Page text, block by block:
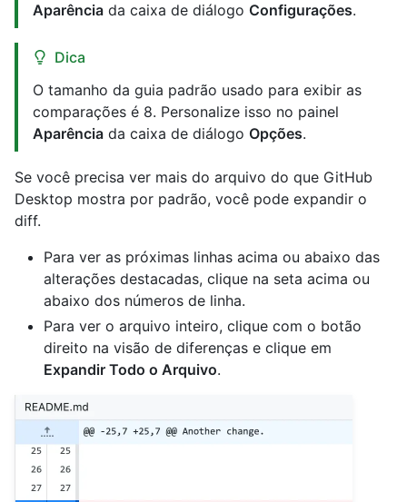
Aparência da caixa de diálogo Configurações.
Dica
O tamanho da guia padrão usado para exibir as
comparações é 8. Personalize isso no painel
Aparência da caixa de diálogo Opções.
Se você precisa ver mais do arquivo do que GitHub
Desktop mostra por padrão, você pode expandir o
diff.
Para ver as próximas linhas acima ou abaixo das
alterações destacadas, clique na seta acima ou
abaixo dos números de linha.
Para ver o arquivo inteiro, clique com o botão
direito na visão de diferenças e clique em
Expandir Todo o Arquivo.